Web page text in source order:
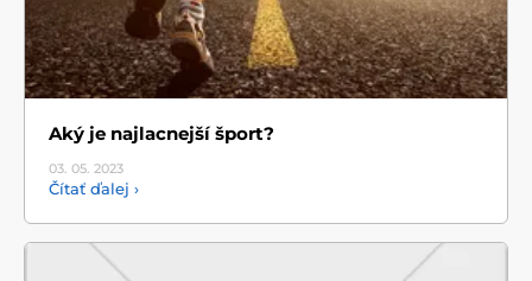
Aký je najlacnejší šport?
03. 05. 2023
Čítať ďalej ›